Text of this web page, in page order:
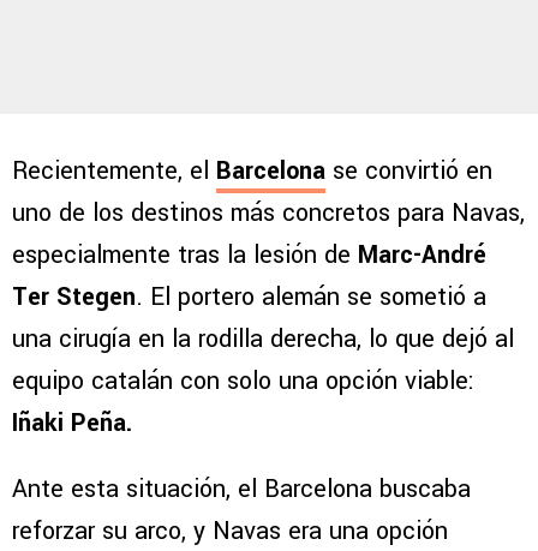
Recientemente, el Barcelona se convirtió en
uno de los destinos más concretos para Navas,
especialmente tras la lesión de Marc-André
Ter Stegen. El portero alemán se sometió a
una cirugía en la rodilla derecha, lo que dejó al
equipo catalán con solo una opción viable:
Iñaki Peña.
Ante esta situación, el Barcelona buscaba
reforzar su arco, y Navas era una opción